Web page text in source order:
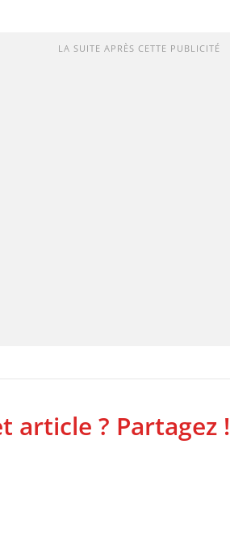
LA SUITE APRÈS CETTE PUBLICITÉ
article ? Partagez !